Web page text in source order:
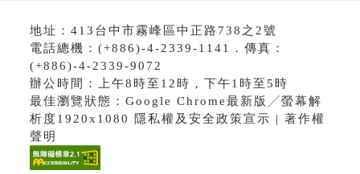
地址：413台中市霧峰區中正路738之2號
電話總機：(+886)-4-2339-1141．傳真：
(+886)-4-2339-9072
辦公時間：上午8時至12時，下午1時至5時
最佳瀏覽狀態：Google Chrome最新版╱螢幕解
析度1920x1080 隱私權及安全政策宣示 | 著作權
聲明